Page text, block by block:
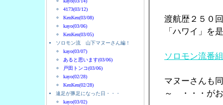
4173(03/12)
KenKen(03/08)
kayo(03/06)
KenKen(03/05)
ソロモン流 山下マヌーさん編！
kayo(03/07)
あると思います(03/06)
戸田トンコ(03/06)
kayo(02/28)
KenKen(02/28)
遠足が豚足になった日・・・
kayo(03/02)
渡航歴２５０
「ハワイ」を
ソロモン流番
マヌーさんも
～ ・・・がお